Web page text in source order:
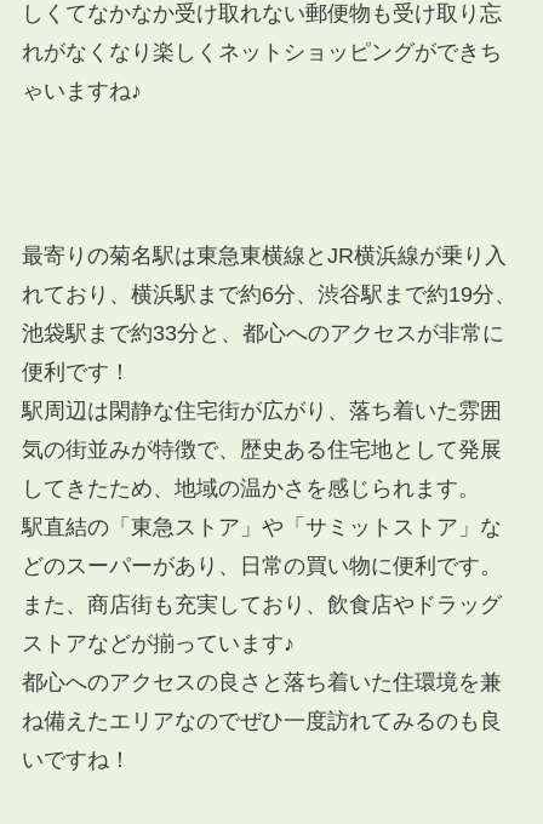
しくてなかなか受け取れない郵便物も受け取り忘
れがなくなり楽しくネットショッピングができち
ゃいますね♪
最寄りの菊名駅は東急東横線とJR横浜線が乗り入
れており、横浜駅まで約6分、渋谷駅まで約19分、
池袋駅まで約33分と、都心へのアクセスが非常に
便利です！
駅周辺は閑静な住宅街が広がり、落ち着いた雰囲
気の街並みが特徴で、歴史ある住宅地として発展
してきたため、地域の温かさを感じられます。
駅直結の「東急ストア」や「サミットストア」な
どのスーパーがあり、日常の買い物に便利です。
また、商店街も充実しており、飲食店やドラッグ
ストアなどが揃っています♪
都心へのアクセスの良さと落ち着いた住環境を兼
ね備えたエリアなのでぜひ一度訪れてみるのも良
いですね！